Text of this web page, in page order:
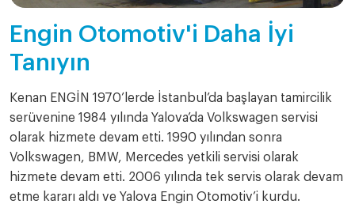
Engin Otomotiv'i Daha İyi
Tanıyın
Kenan ENGİN 1970’lerde İstanbul’da başlayan tamircilik
serüvenine 1984 yılında Yalova’da Volkswagen servisi
olarak hizmete devam etti. 1990 yılından sonra
Volkswagen, BMW, Mercedes yetkili servisi olarak
hizmete devam etti. 2006 yılında tek servis olarak devam
etme kararı aldı ve Yalova Engin Otomotiv’i kurdu.